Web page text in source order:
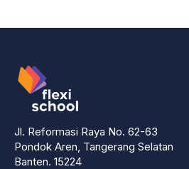
Jl. Reformasi Raya No. 62-63
Pondok Aren, Tangerang Selatan
Banten. 15224